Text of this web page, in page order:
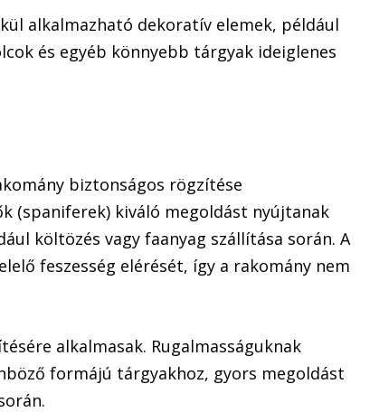
alkalmazható dekoratív elemek, például
és egyéb könnyebb tárgyak ideiglenes
biztonságos rögzítése
(spaniferek) kiváló megoldást nyújtanak
költözés vagy faanyag szállítása során. A
feszesség elérését, így a rakomány nem
alkalmasak. Rugalmasságuknak
formájú tárgyakhoz, gyors megoldást